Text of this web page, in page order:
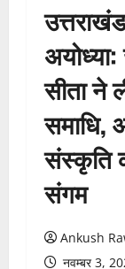
अयोध्या:
सीता ने
समाधि,
संस्कृति
संगम
Ankush
नवम्बर 3,